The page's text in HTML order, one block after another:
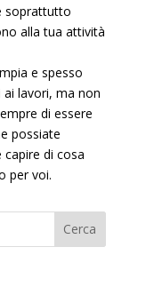
soprattutto
alla tua attività
e spesso
lavori, ma non
di essere
possiate
di cosa
per voi.